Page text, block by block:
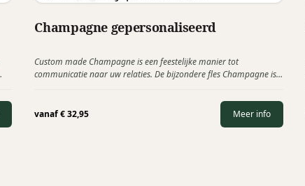
Baron Fuenté
Champagne gepersonaliseerd
Custom made Champagne is een feestelijke manier tot
communicatie naar uw relaties. De bijzondere fles Champagne is
vanaf€32,95 Meer info